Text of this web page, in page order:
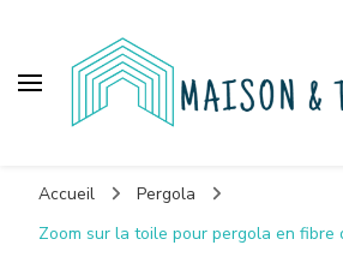
Accueil
Pergola
Zoom sur la toile pour pergola en fibre